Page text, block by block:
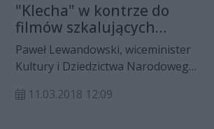
"Klecha" w kontrze do
filmów szkalujących
Polskę?
Paweł Lewandowski, wiceminister
Kultury i Dziedzictwa Narodowego,
Członek rządu premiera Mateusza
11.03.2018 12:09